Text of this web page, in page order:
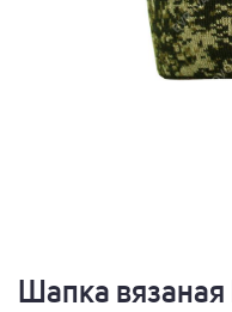
Шапка вязаная